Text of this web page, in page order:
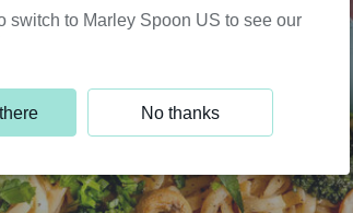
switch to Marley Spoon US to see our
No thanks